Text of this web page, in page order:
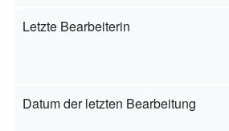
Letzte Bearbeiterin
Datum der letzten Bearbeitung